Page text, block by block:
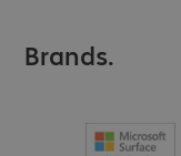
Brands.